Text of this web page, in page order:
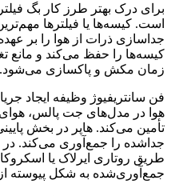
برای درک بهتر طرز کار بگ
است. کیسه‌ها یا فیلترها
جداسازی ذرات از هوا را بر
کیسه‌ها را حفظ می‌کند و مانع
زمان مکش و پاکسازی می‌شود.
فن سانتریفیوژ وظیفه ایجاد
هوا در مدل‌های جت پالس، هوای
تأمین می‌کند. هاپر در بخش
جداشده را جمع‌آوری می‌کند. در
طریق روتاری ایرلاک یا
جمع‌آوری‌شده به شکل پیوسته